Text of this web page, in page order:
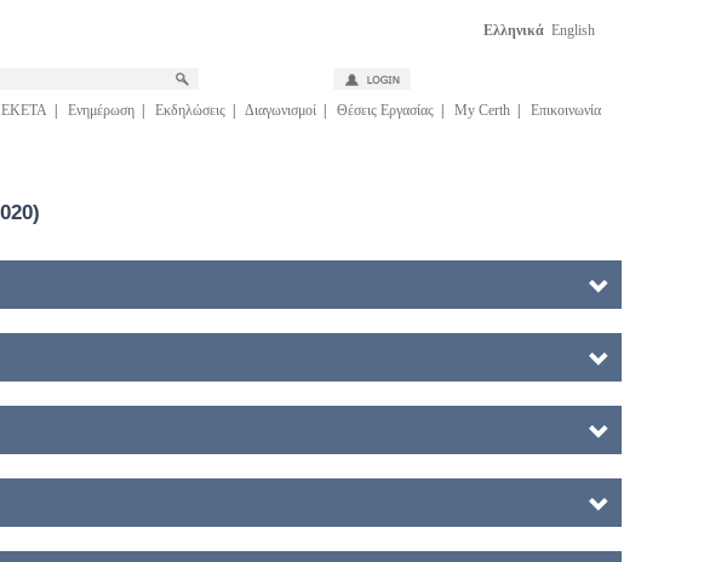
Ελληνικά English
ΕΚΕΤΑ| Ενημέρωση| Εκδηλώσεις| Διαγωνισμοί| Θέσεις Εργασίας| My Certh| Επικοινωνία